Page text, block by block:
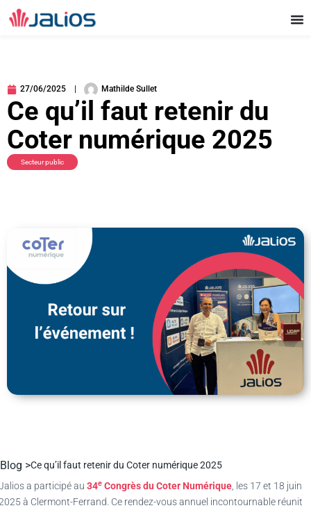
Aller
au
27/06/2025 Mathilde Sullet
Ce qu’il faut retenir du
Coter numérique 2025
Secteur public
Blog >Ce qu’il faut retenir du Coter numérique 2025
a participé au 34e Congrès du Coter Numérique , les 17 et 18 juin
à Clermont-Ferrand. Ce rendez-vous annuel incontournable réunit